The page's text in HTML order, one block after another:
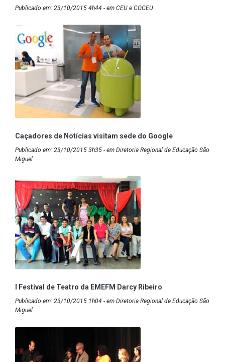
Publicado em: 23/10/2015 4h44 - em CEU e COCEU
Caçadores de Notícias visitam sede do Google
Publicado em: 23/10/2015 3h35 - em Diretoria Regional de Educação São
Miguel
I Festival de Teatro da EMEFM Darcy Ribeiro
Publicado em: 23/10/2015 1h04 - em Diretoria Regional de Educação São
Miguel